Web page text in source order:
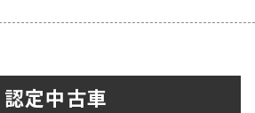
認定中古車